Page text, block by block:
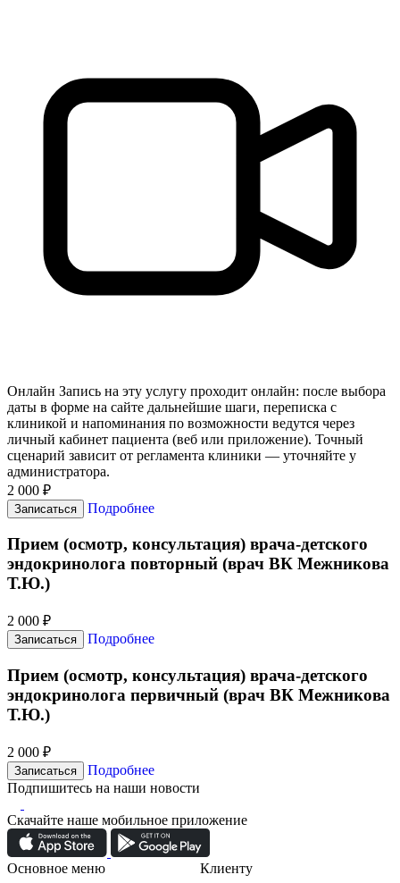
Онлайн Запись на эту услугу проходит онлайн: после выбора
даты в форме на сайте дальнейшие шаги, переписка с
клиникой и напоминания по возможности ведутся через
личный кабинет пациента (веб или приложение). Точный
сценарий зависит от регламента клиники — уточняйте у
администратора.
2 000 ₽
Записаться Подробнее
Прием (осмотр, консультация) врача-детского
эндокринолога повторный (врач ВК Межникова
Т.Ю.)
2 000 ₽
Записаться Подробнее
Прием (осмотр, консультация) врача-детского
эндокринолога первичный (врач ВК Межникова
Т.Ю.)
2 000 ₽
Записаться
Подробнее
Подпишитесь на наши новости
Скачайте наше мобильное приложение
Основное меню
Клиенту